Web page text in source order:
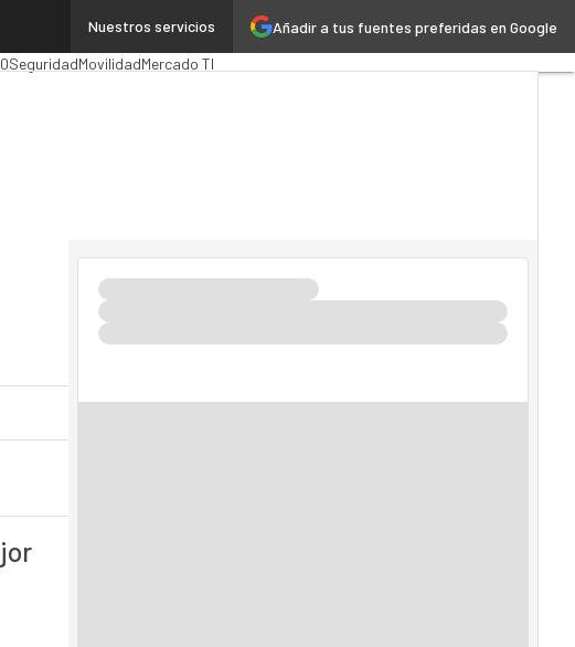
Añadir a tus fuentes preferidas en Google
Nuestros servicios
PúblicaMarTechCloud
SeguridadMovilidadMercado TI